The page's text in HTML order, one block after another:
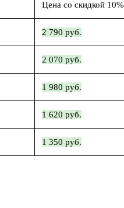
Цена со скидкой 10%
2 790 руб.
2 070 руб.
1 980 руб.
1 620 руб.
1 350 руб.